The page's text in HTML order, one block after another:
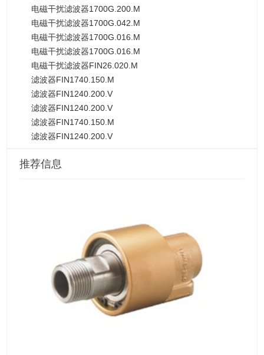
电磁干扰滤波器1700G.200.M
电磁干扰滤波器1700G.042.M
电磁干扰滤波器1700G.016.M
电磁干扰滤波器1700G.016.M
电磁干扰滤波器FIN26.020.M
滤波器FIN1740.150.M
滤波器FIN1240.200.V
滤波器FIN1240.200.V
滤波器FIN1740.150.M
滤波器FIN1240.200.V
推荐信息